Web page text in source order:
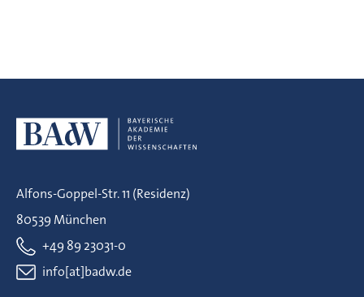
Alfons-Goppel-Str. 11 (Residenz)
80539 München
+49 89 23031-0
info[at]badw.de